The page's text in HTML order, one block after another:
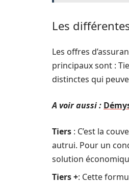
Les
Les offres
principaux sont :
distinctes qui
A voir aussi :
Tiers : C’est la
autrui. Pour un
solution
Tiers +: Cette